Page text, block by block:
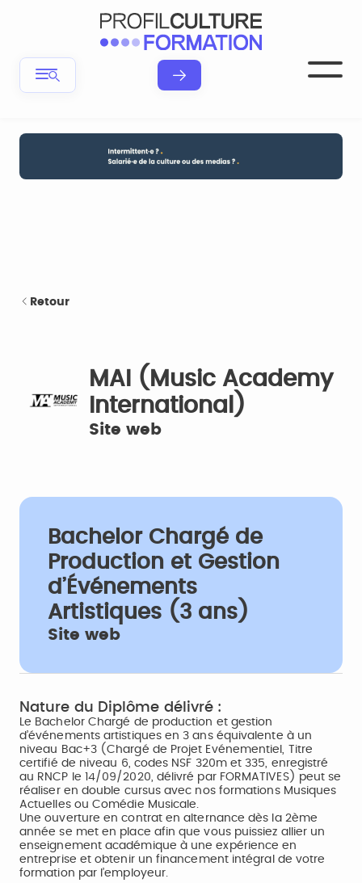
Retour
MAI (Music Academy
International)
Site web
Bachelor Chargé de
Production et Gestion
d’Événements
Artistiques (3 ans)
Site web
Nature du Diplôme délivré :
Le Bachelor Chargé de production et gestion
d’événements artistiques en 3 ans équivalente à un
niveau Bac+3 (Chargé de Projet Evénementiel, Titre
certifié de niveau 6, codes NSF 320m et 335, enregistré
au RNCP le 14/09/2020, délivré par FORMATIVES) peut se
réaliser en double cursus avec nos formations Musiques
Actuelles ou Comédie Musicale.
Une ouverture en contrat en alternance dès la 2ème
année se met en place afin que vous puissiez allier un
enseignement académique à une expérience en
entreprise et obtenir un financement intégral de votre
formation par l’employeur.